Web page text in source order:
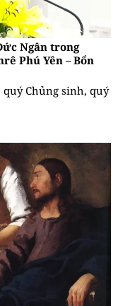
Ngân trong
Phú Yên – Bổn
Chủng sinh, quý